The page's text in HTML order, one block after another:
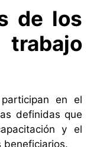
de los
en el
definidas que
y el
beneficiarios.